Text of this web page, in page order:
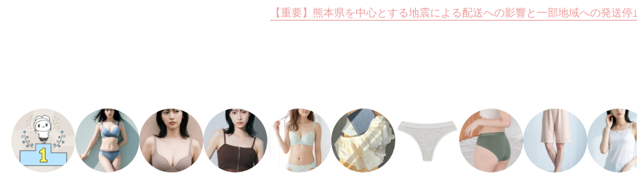
【重要】熊本県を中心とする地震による配送への影響と一部地域への発送停